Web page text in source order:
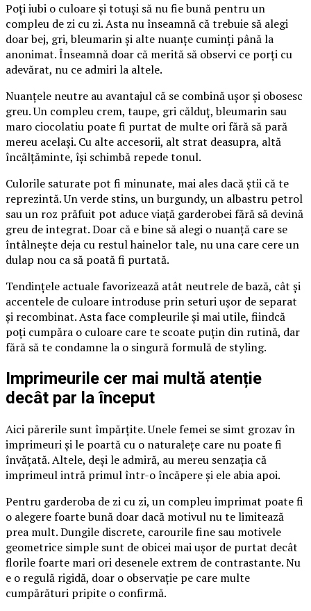
Poți iubi o culoare și totuși să nu fie bună pentru un
compleu de zi cu zi. Asta nu înseamnă că trebuie să alegi
doar bej, gri, bleumarin și alte nuanțe cuminți până la
anonimat. Înseamnă doar că merită să observi ce porți cu
adevărat, nu ce admiri la altele.
Nuanțele neutre au avantajul că se combină ușor și obosesc
greu. Un compleu crem, taupe, gri călduț, bleumarin sau
maro ciocolatiu poate fi purtat de multe ori fără să pară
mereu același. Cu alte accesorii, alt strat deasupra, altă
încălțăminte, își schimbă repede tonul.
Culorile saturate pot fi minunate, mai ales dacă știi că te
reprezintă. Un verde stins, un burgundy, un albastru petrol
sau un roz prăfuit pot aduce viață garderobei fără să devină
greu de integrat. Doar că e bine să alegi o nuanță care se
întâlnește deja cu restul hainelor tale, nu una care cere un
dulap nou ca să poată fi purtată.
Tendințele actuale favorizează atât neutrele de bază, cât și
accentele de culoare introduse prin seturi ușor de separat
și recombinat. Asta face compleurile și mai utile, fiindcă
poți cumpăra o culoare care te scoate puțin din rutină, dar
fără să te condamne la o singură formulă de styling.
Imprimeurile cer mai multă atenție
decât par la început
Aici părerile sunt împărțite. Unele femei se simt grozav în
imprimeuri și le poartă cu o naturalețe care nu poate fi
învățată. Altele, deși le admiră, au mereu senzația că
imprimeul intră primul într-o încăpere și ele abia apoi.
Pentru garderoba de zi cu zi, un compleu imprimat poate fi
o alegere foarte bună doar dacă motivul nu te limitează
prea mult. Dungile discrete, carourile fine sau motivele
geometrice simple sunt de obicei mai ușor de purtat decât
florile foarte mari ori desenele extrem de contrastante. Nu
e o regulă rigidă, doar o observație pe care multe
cumpărături pripite o confirmă.